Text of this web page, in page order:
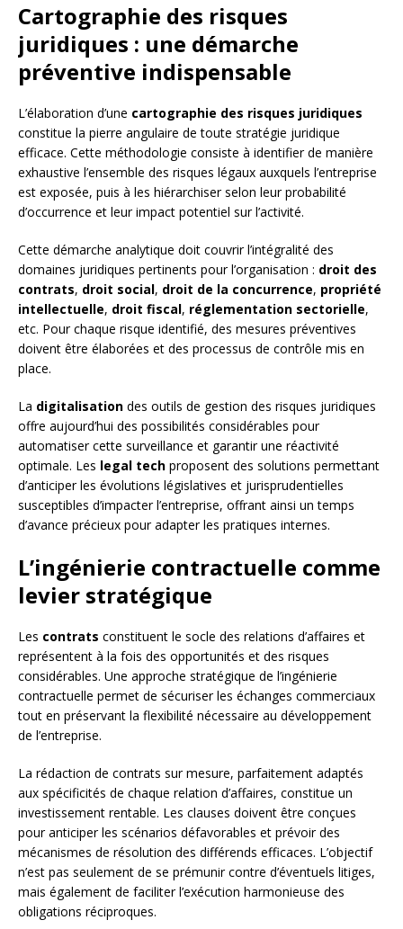
Cartographie des risques
juridiques : une démarche
préventive indispensable
L’élaboration d’une cartographie des risques juridiques
constitue la pierre angulaire de toute stratégie juridique
efficace. Cette méthodologie consiste à identifier de manière
exhaustive l’ensemble des risques légaux auxquels l’entreprise
est exposée, puis à les hiérarchiser selon leur probabilité
d’occurrence et leur impact potentiel sur l’activité.
Cette démarche analytique doit couvrir l’intégralité des
domaines juridiques pertinents pour l’organisation : droit des
contrats, droit social, droit de la concurrence, propriété
intellectuelle, droit fiscal, réglementation sectorielle,
etc. Pour chaque risque identifié, des mesures préventives
doivent être élaborées et des processus de contrôle mis en
place.
La digitalisation des outils de gestion des risques juridiques
offre aujourd’hui des possibilités considérables pour
automatiser cette surveillance et garantir une réactivité
optimale. Les legal tech proposent des solutions permettant
d’anticiper les évolutions législatives et jurisprudentielles
susceptibles d’impacter l’entreprise, offrant ainsi un temps
d’avance précieux pour adapter les pratiques internes.
L’ingénierie contractuelle comme
levier stratégique
Les contrats constituent le socle des relations d’affaires et
représentent à la fois des opportunités et des risques
considérables. Une approche stratégique de l’ingénierie
contractuelle permet de sécuriser les échanges commerciaux
tout en préservant la flexibilité nécessaire au développement
de l’entreprise.
La rédaction de contrats sur mesure, parfaitement adaptés
aux spécificités de chaque relation d’affaires, constitue un
investissement rentable. Les clauses doivent être conçues
pour anticiper les scénarios défavorables et prévoir des
mécanismes de résolution des différends efficaces. L’objectif
n’est pas seulement de se prémunir contre d’éventuels litiges,
mais également de faciliter l’exécution harmonieuse des
obligations réciproques.